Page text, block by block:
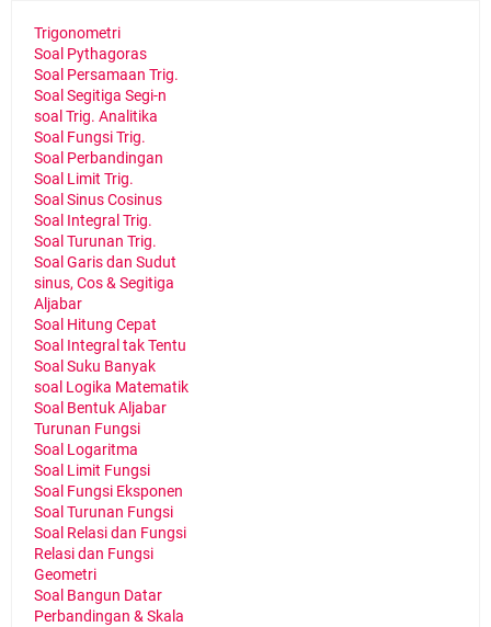
Trigonometri
Soal Pythagoras
Soal Persamaan Trig.
Soal Segitiga Segi-n
soal Trig. Analitika
Soal Fungsi Trig.
Soal Perbandingan
Soal Limit Trig.
Soal Sinus Cosinus
Soal Integral Trig.
Soal Turunan Trig.
Soal Garis dan Sudut
sinus, Cos & Segitiga
Aljabar
Soal Hitung Cepat
Soal Integral tak Tentu
Soal Suku Banyak
soal Logika Matematik
Soal Bentuk Aljabar
Turunan Fungsi
Soal Logaritma
Soal Limit Fungsi
Soal Fungsi Eksponen
Soal Turunan Fungsi
Soal Relasi dan Fungsi
Relasi dan Fungsi
Geometri
Soal Bangun Datar
Perbandingan & Skala